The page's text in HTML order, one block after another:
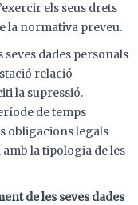
els seus drets
la normativa preveu.
seves dades personals
relació
la supressió.
de temps
obligacions legals
la tipologia de les
de les seves dades